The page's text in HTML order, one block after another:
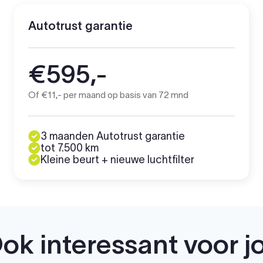
Autotrust garantie
€595,-
Of €11,- per maand op basis van 72 mnd
3 maanden Autotrust garantie
tot 7.500 km
Kleine beurt + nieuwe luchtfilter
interessant voor